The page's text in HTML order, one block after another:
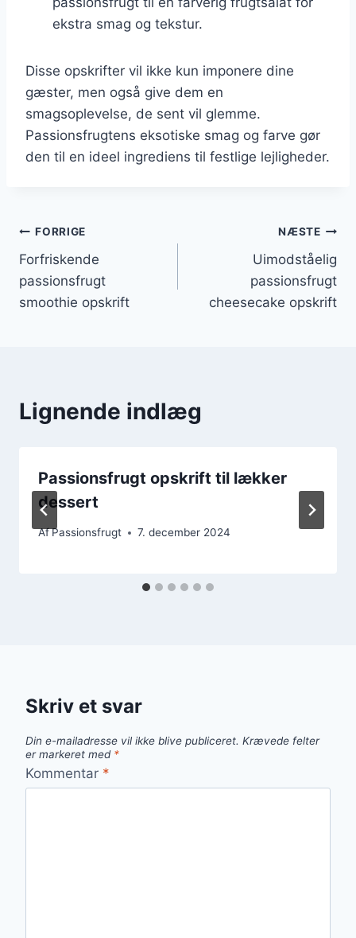
ekstra smag og tekstur.
Disse opskrifter vil ikke kun imponere dine
gæster, men også give dem en
smagsoplevelse, de sent vil glemme.
Passionsfrugtens eksotiske smag og farve gør
den til en ideel ingrediens til festlige lejligheder.
Indlægsnavigation
FORRIGE
Forfriskende
passionsfrugt
smoothie opskrift
NÆSTE
Uimodståelig
passionsfrugt
cheesecake opskrift
Lignende indlæg
Passionsfrugt opskrift til lækker
dessert
AfPassionsfrugt 7. december 2024
Skriv et svar
Din e-mailadresse vil ikke blive publiceret. Krævede felter
er markeret med *
Kommentar *